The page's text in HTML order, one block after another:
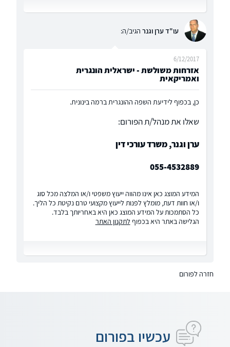
עו"ד ערן וגנר הגיב/ה:
אזרחות משולשת - ישראלית הונגרית
ואמריקאית
6/12/2017
כן, בכפוף לידיעת השפה ההונגרית ברמה בינונית.
שאלו את מנהל/ת הפורום:
ערן וגנר, משרד עורכי דין
055-4532889
המידע המוצג כאן אינו מהווה ייעוץ משפטי ו/או המלצה מכל סוג
ו/או חוות דעת, מומלץ לפנות לייעוץ מקצועי טרם נקיטת כל הליך.
כל הסתמכות על המידע המוצג כאן היא באחריותך בלבד.
הגלישה באתר היא בכפוף לתקנון האתר
חזרה לפורום
עכשיו בפורום